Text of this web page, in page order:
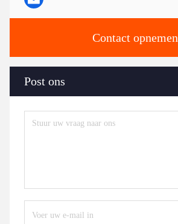
Contact opnemen
Post ons